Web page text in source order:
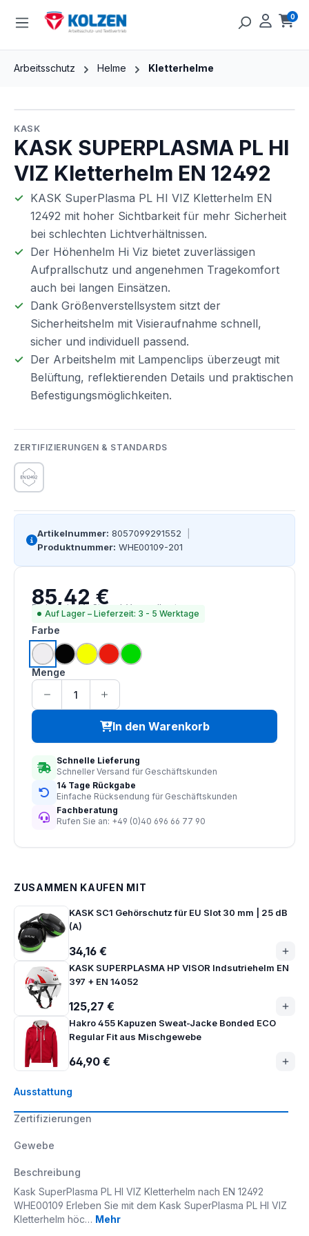
Zum Hauptinhalt springen 0
Arbeitsschutz Helme Kletterhelme
KASK
KASK SUPERPLASMA PL HI
VIZ Kletterhelm EN 12492
KASK SuperPlasma PL HI VIZ Kletterhelm EN
12492 mit hoher Sichtbarkeit für mehr Sicherheit
bei schlechten Lichtverhältnissen.
Der Höhenhelm Hi Viz bietet zuverlässigen
Aufprallschutz und angenehmen Tragekomfort
auch bei langen Einsätzen.
Dank Größenverstellsystem sitzt der
Sicherheitshelm mit Visieraufnahme schnell,
sicher und individuell passend.
Der Arbeitshelm mit Lampenclips überzeugt mit
Belüftung, reflektierenden Details und praktischen
Befestigungsmöglichkeiten.
ZERTIFIZIERUNGEN & STANDARDS
Artikelnummer: 8057099291552
Produktnummer: WHE00109-201
Ausstattung
Zertifizierungen
Gewebe
Beschreibung
Kask SuperPlasma PL HI VIZ Kletterhelm nach EN 12492
WHE00109 Erleben Sie mit dem Kask SuperPlasma PL HI VIZ
Kletterhelm höc… Mehr
Regulärer Preis:
85,42 €
Preise inkl. MwSt. zzgl. Versandkosten
Auf Lager – Lieferzeit: 3 - 5 Werktage
Farbe
weissschwarzleuchtgelb
leuchtrotleuchtgrün
Menge
In den Warenkorb
Schnelle Lieferung
Schneller Versand für Geschäftskunden
14 Tage Rückgabe
Einfache Rücksendung für Geschäftskunden
Fachberatung
Rufen Sie an: +49 (0)40 696 66 77 90
ZUSAMMEN KAUFEN MIT
KASK SC1 Gehörschutz für EU Slot 30 mm | 25 dB
(A)
34,16 €
KASK SUPERPLASMA HP VISOR Indsutriehelm EN
397 + EN 14052
125,27 €
Hakro 455 Kapuzen Sweat-Jacke Bonded ECO
Regular Fit aus Mischgewebe
64,90 €